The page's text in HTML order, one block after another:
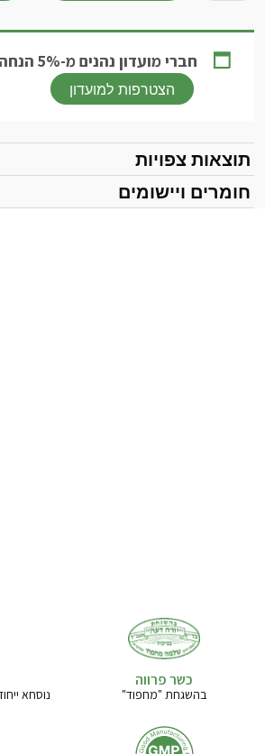
שרירי
Tongue
חברי מועדון נהנים מ-5% הנחה CashBack!
הצטרפות למועדון
תוצאות צפויות
חומרים ויישומים
כשר פרווה
בהשגחת "מחפוד" נוסחא